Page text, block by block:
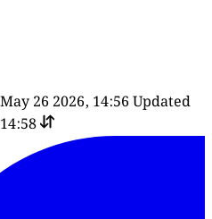
26 2026, 14:56 Updated